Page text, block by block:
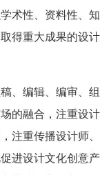
术性、资料性、知
得重大成果的设计
、编辑、编审、组
的融合，注重设计
注重传播设计师、
进设计文化创意产